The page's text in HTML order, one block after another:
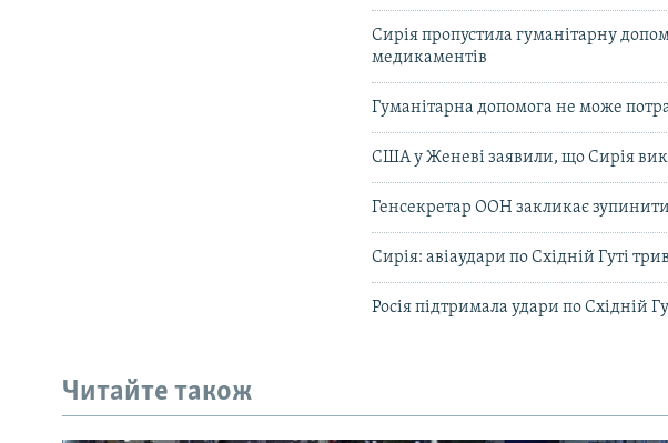
Сирія пропустила гуманітарну
медикаментів
Гуманітарна допомога не може
США у Женеві заявили, що Сирія
Генсекретар ООН закликає зупинити
Сирія: авіаудари по Східній Гуті
Росія підтримала удари по Східній
Читайте також